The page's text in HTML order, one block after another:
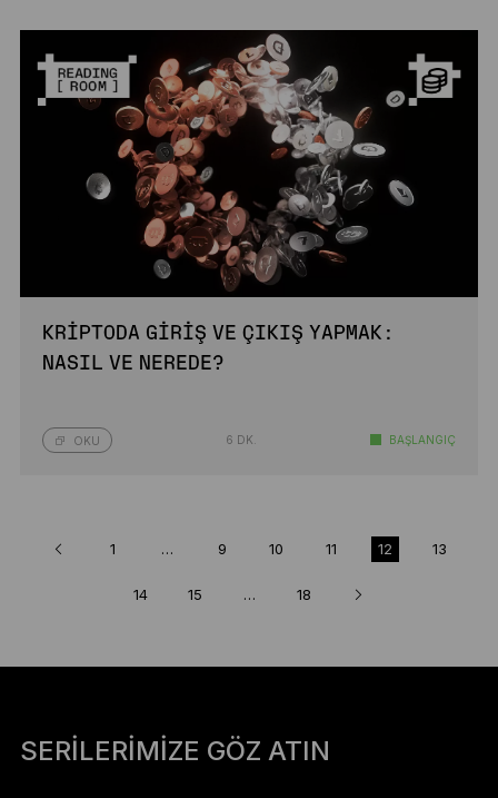
KRIPTODA GIRIŞ VE ÇIKIŞ YAPMAK:
NASIL VE NEREDE?
OKU 6 DK. BAŞLANGIÇ
1 … 9 10 11 12 13
14 15 … 18
SERILERIMIZE GÖZ ATIN